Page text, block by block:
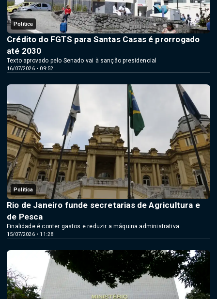
Política
16/07/2026 • 09:52
Crédito do FGTS para Santas Casas é prorrogado
até 2030
Texto aprovado pelo Senado vai à sanção presidencial
Política
15/07/2026 • 11:28
Rio de Janeiro funde secretarias de Agricultura e
de Pesca
Finalidade é conter gastos e reduzir a máquina administrativa